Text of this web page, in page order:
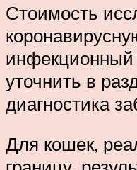
Стоимость
инфекционный
уточнить в
диагностика
Для кошек,